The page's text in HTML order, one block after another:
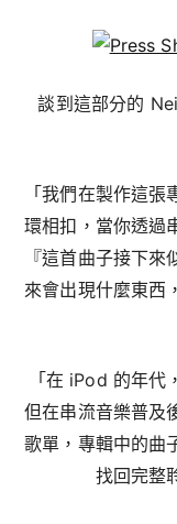
談到這部分的
「我們在製作這
環相扣，當你透過
『這首曲子接下
來會出現什麼東西
「在 iPod 的年代
但在串流音樂普及
歌單，專輯中的曲
找回完整